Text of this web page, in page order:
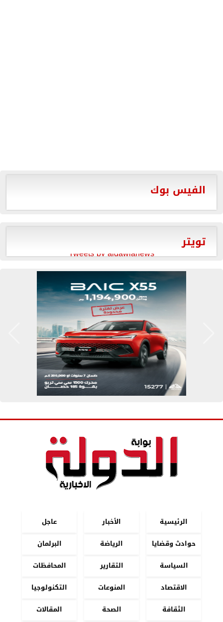
الفيس بوك
تويتر
Tweets by aldawlanews
الرئيسية الأخبار
عاجل
حوادث وقضايا
الرياضة
البرلمان
السياسة
التقارير
المحافظات
الاقتصاد
المنوعات
التكنولوجيا
الثقافة
الصحة المقالات